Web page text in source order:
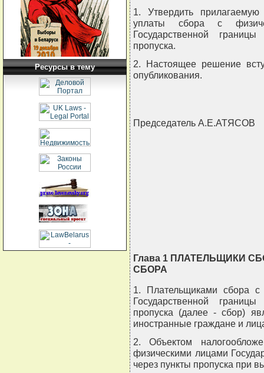
Ресурсы в тему
1. Утвердить
уплаты сбора с
Государственной
пропуска.
2. Настоящее решение
опубликования.
Председатель А.Е.АТЯСОВ
Глава 1 ПЛАТЕЛЬЩИКИ
СБОРА
1. Плательщиками сбора
Государственной
пропуска (далее - сбор)
иностранные граждане и
2. Объектом
физическими лицами
через пункты пропуска при